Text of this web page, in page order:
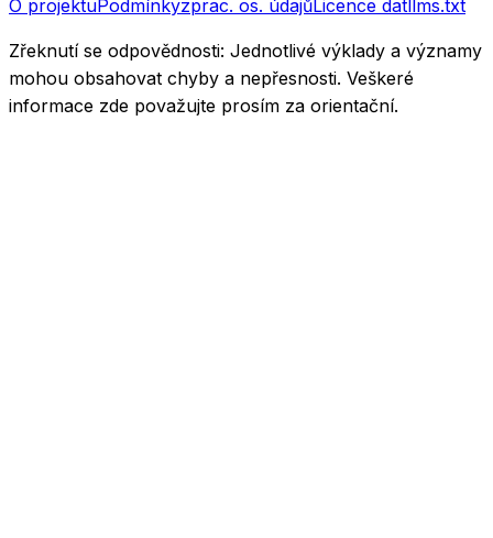
O projektuPodmínkyzprac. os. údajůLicence datllms.txt
Zřeknutí se odpovědnosti: Jednotlivé výklady a významy
mohou obsahovat chyby a nepřesnosti. Veškeré
informace zde považujte prosím za orientační.